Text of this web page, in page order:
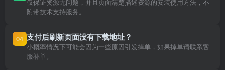
仅保证资源无问题，并且页面清楚描述资源的安装使用方法，不
附带技术支持服务。
04 支付后刷新页面没有下载地址？
小概率情况下可能会因为一些原因引发掉单，如果掉单请联系客
服补单。